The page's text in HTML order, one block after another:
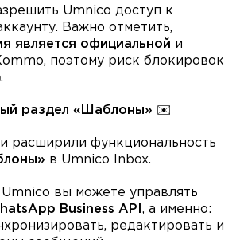
Umnico доступ к
Важно отметить,
является официальной и
поэтому риск блокировок
раздел «Шаблоны» ✉️
расширили функциональность
в Umnico Inbox.
Umnico вы можете управлять
Business API , а именно:
редактировать и